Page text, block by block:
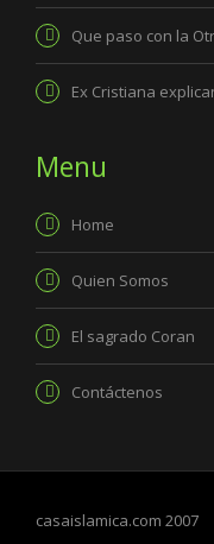
Que paso con la
Ex Cristiana
Menu
Home
Quien Somos
El sagrado Coran
Contáctenos
casaislamica.com 2007